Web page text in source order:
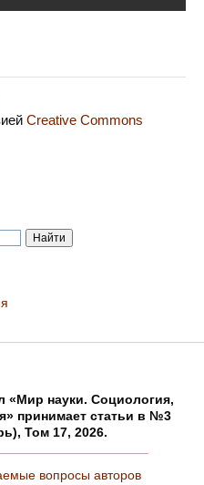
Creative Commons
«Мир науки. Социология,
принимает статьи в №3
Том 17, 2026.
вопросы авторов